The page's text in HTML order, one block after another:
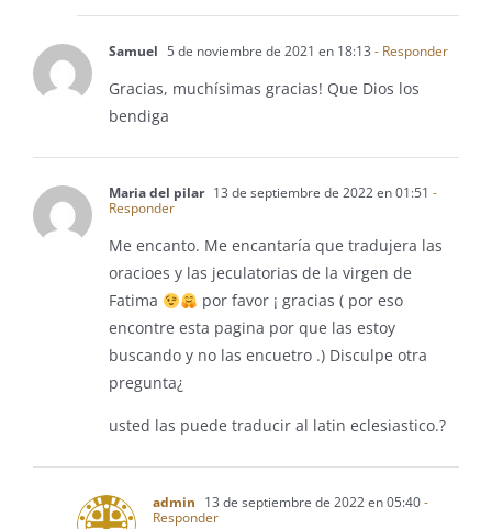
Samuel 5 de noviembre de 2021 en 18:13 - Responder
Gracias, muchísimas gracias! Que Dios los
bendiga
Maria del pilar 13 de septiembre de 2022 en 01:51 -
Responder
Me encanto. Me encantaría que tradujera las
oracioes y las jeculatorias de la virgen de
Fatima
por favor ¡ gracias ( por eso
encontre esta pagina por que las estoy
buscando y no las encuetro .) Disculpe otra
pregunta¿
usted las puede traducir al latin eclesiastico.?
admin 13 de septiembre de 2022 en 05:40-
Responder